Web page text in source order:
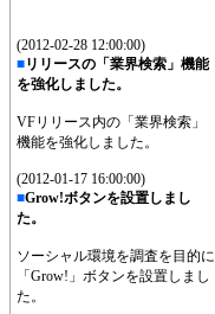
(2012-02-28 12:00:00)
■リリースの「業界検索」機能
を強化しました。
VFリリース内の「業界検索」
機能を強化しました。
(2012-01-17 16:00:00)
■Grow!ボタンを設置しまし
た。
ソーシャル環境を調査を目的に
「Grow!」ボタンを設置しまし
た。